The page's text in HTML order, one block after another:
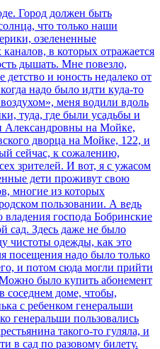
Город должен быть
что только наши
озелененные
в которых отражается
дышать. Мне повезло,
детство и юность недалеко от
надо было идти куда-то
меня водили вдоль
туда, где были усадьбы и
Александровны на Мойке,
дворца на Мойке, 122, и
сейчас, к сожалению,
зрителей. И вот, я с ужасом
дети проживут свою
многие из которых
пользовании. А ведь
владения господа Бобринские
сад. Здесь даже не было
чистоты одежды, как это
посещения надо было только
и потом сюда могли прийти
было купить абонемент
соседнем доме, чтобы,
с ребенком генеральши
генеральши пользовались
такого-то гуляла, и
в сад по разовому билету.